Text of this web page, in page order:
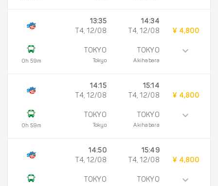
0h 59m
13:35
T4, 12/08
TOKYO
Tokyo
14:34
T4, 12/08
TOKYO
Akihabara
¥ 4,800
0h 59m
14:15
T4, 12/08
TOKYO
Tokyo
15:14
T4, 12/08
TOKYO
Akihabara
¥ 4,800
14:50
T4, 12/08
TOKYO
15:49
T4, 12/08
TOKYO
¥ 4,800